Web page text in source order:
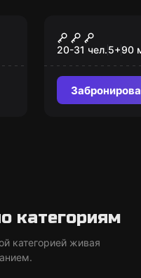
Дикий
20-31 чел.5+90
категориям
категорией живая